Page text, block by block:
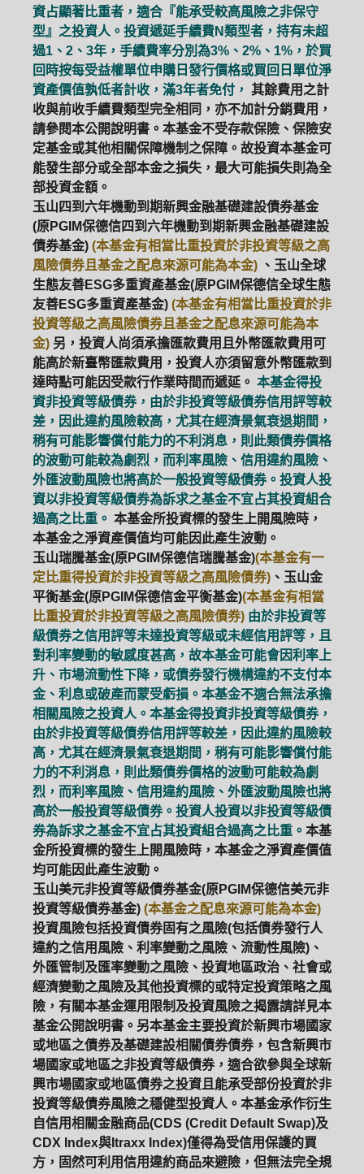
PGIM系列基金 168循環投資
定期(不)定額 高成長基金 月配息
資占顯著比重者，適合『能承受較高風險之非保守
型』之投資人。投資遞延手續費N類型者，持有未超
過1、2、3年，手續費率分別為3%、2%、1%，於買
回時按每受益權單位申購日發行價格或買回日單位淨
資產價值孰低者計收，滿3年者免付， 其餘費用之計
收與前收手續費類型完全相同，亦不加計分銷費用，
請參閱本公開說明書。本基金不受存款保險、保險安
定基金或其他相關保障機制之保障。故投資本基金可
能發生部分或全部本金之損失，最大可能損失則為全
部投資金額。
玉山四到六年機動到期新興金融基礎建設債券基金
(原PGIM保德信四到六年機動到期新興金融基礎建設
債券基金) (本基金有相當比重投資於非投資等級之高
風險債券且基金之配息來源可能為本金) 、玉山全球
生態友善ESG多重資產基金(原PGIM保德信全球生態
友善ESG多重資產基金) (本基金有相當比重投資於非
投資等級之高風險債券且基金之配息來源可能為本
金) 另，投資人尚須承擔匯款費用且外幣匯款費用可
能高於新臺幣匯款費用，投資人亦須留意外幣匯款到
達時點可能因受款行作業時間而遞延。 本基金得投
資非投資等級債券，由於非投資等級債券信用評等較
差，因此違約風險較高，尤其在經濟景氣衰退期間，
稍有可能影響償付能力的不利消息，則此類債券價格
的波動可能較為劇烈，而利率風險、信用違約風險、
外匯波動風險也將高於一般投資等級債券。投資人投
資以非投資等級債券為訴求之基金不宜占其投資組合
過高之比重。 本基金所投資標的發生上開風險時，
本基金之淨資產價值均可能因此產生波動。
玉山瑞騰基金(原PGIM保德信瑞騰基金)(本基金有一
定比重得投資於非投資等級之高風險債券) 、玉山金
平衡基金(原PGIM保德信金平衡基金)(本基金有相當
比重投資於非投資等級之高風險債券) 由於非投資等
級債券之信用評等未達投資等級或未經信用評等，且
對利率變動的敏感度甚高，故本基金可能會因利率上
升、市場流動性下降，或債券發行機構違約不支付本
金、利息或破產而蒙受虧損。本基金不適合無法承擔
相關風險之投資人。本基金得投資非投資等級債券，
由於非投資等級債券信用評等較差，因此違約風險較
高，尤其在經濟景氣衰退期間，稍有可能影響償付能
力的不利消息，則此類債券價格的波動可能較為劇
烈，而利率風險、信用違約風險、外匯波動風險也將
高於一般投資等級債券。投資人投資以非投資等級債
券為訴求之基金不宜占其投資組合過高之比重。 本基
金所投資標的發生上開風險時，本基金之淨資產價值
均可能因此產生波動。
玉山美元非投資等級債券基金(原PGIM保德信美元非
投資等級債券基金) (本基金之配息來源可能為本金)
投資風險包括投資債券固有之風險(包括債券發行人
違約之信用風險、利率變動之風險、流動性風險)、
外匯管制及匯率變動之風險、投資地區政治、社會或
經濟變動之風險及其他投資標的或特定投資策略之風
險，有關本基金運用限制及投資風險之揭露請詳見本
基金公開說明書。另本基金主要投資於新興市場國家
或地區之債券及基礎建設相關債券債券，包含新興市
場國家或地區之非投資等級債券，適合欲參與全球新
興市場國家或地區債券之投資且能承受部份投資於非
投資等級債券風險之穩健型投資人。本基金承作衍生
自信用相關金融商品(CDS (Credit Default Swap)及
CDX Index與Itraxx Index)僅得為受信用保護的買
方，固然可利用信用違約商品來避險，但無法完全規